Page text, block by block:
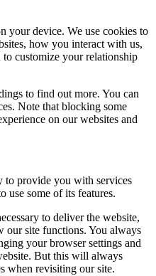
your device. We use cookies to
how you interact with us,
customize your relationship
to find out more. You can
Note that blocking some
on our websites and
to provide you with services
use some of its features.
to deliver the website,
our site functions. You always
your browser settings and
But this will always
when revisiting our site.